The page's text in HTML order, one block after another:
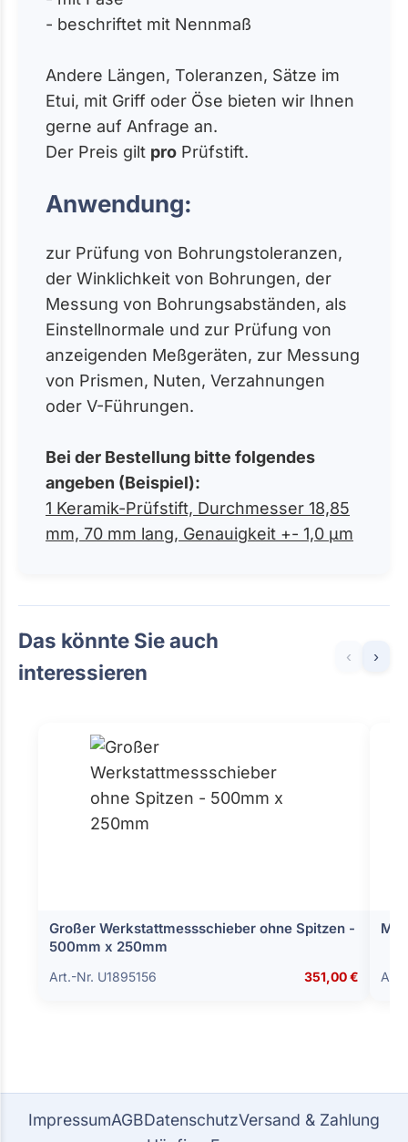
- beschriftet mit Nennmaß
Andere Längen, Toleranzen, Sätze im
Etui, mit Griff oder Öse bieten wir Ihnen
gerne auf Anfrage an.
Der Preis gilt pro Prüfstift.
Anwendung:
zur Prüfung von Bohrungstoleranzen,
der Winklichkeit von Bohrungen, der
Messung von Bohrungsabständen, als
Einstellnormale und zur Prüfung von
anzeigenden Meßgeräten, zur Messung
von Prismen, Nuten, Verzahnungen
oder V-Führungen.
Bei der Bestellung bitte folgendes
angeben (Beispiel):
1 Keramik-Prüfstift, Durchmesser 18,85
mm, 70 mm lang, Genauigkeit +- 1,0 µm
Das könnte Sie auch
interessieren
‹ ›
Großer Werkstattmessschieber ohne Spitzen -
500mm x 250mm
Art.-Nr. U1895156 351,00 €
ImpressumAGBDatenschutzVersand & Zahlung